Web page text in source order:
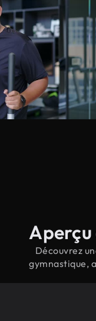
Aperçu
Découvrez
gymnastique,